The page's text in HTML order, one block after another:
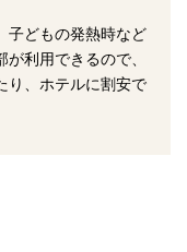
子どもの発熱時など
利用できるので、
り、ホテルに割安で